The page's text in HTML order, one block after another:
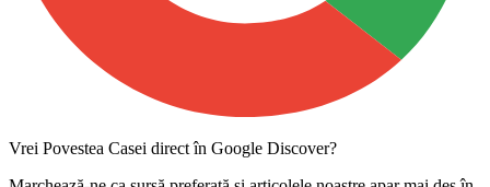
Vrei Povestea Casei direct în Google Discover?